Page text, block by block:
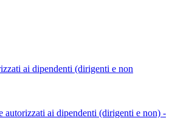
ai dipendenti (dirigenti e non
autorizzati ai dipendenti (dirigenti e non) -